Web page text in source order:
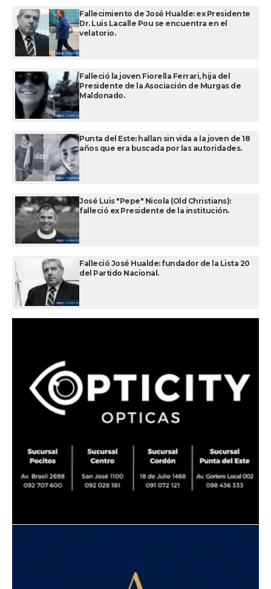
Fallecimiento de José Hualde: ex Presidente
Dr. Luis Lacalle Pou se encuentra en el
velatorio.
Falleció la joven Fiorella Ferrari, hija del
Presidente de la Asociación de Murgas de
Maldonado.
Punta del Este: hallan sin vida a la joven de 18
años que era buscada por las autoridades.
José Luis "Pepe" Nicola (Old Christians):
falleció ex Presidente de la institución.
Falleció José Hualde: fundador de la Lista 20
del Partido Nacional.